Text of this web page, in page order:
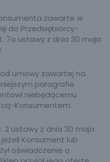
zawarte w
do Przedsiębiorcy-
7a ustawy z dnia 30 maja
umowy zawartej na
paragrafie
niebędącemu
Konsumentem.
2 ustawy z dnia 30 maja
Konsument lub
oświadczenie o